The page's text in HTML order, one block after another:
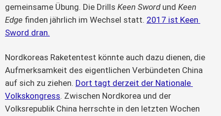
gemeinsame Übung. Die Drills Keen Sword und Keen
Edge finden jährlich im Wechsel statt. 2017 ist Keen
Sword dran.
Nordkoreas Raketentest könnte auch dazu dienen, die
Aufmerksamkeit des eigentlichen Verbündeten China
auf sich zu ziehen. Dort tagt derzeit der Nationale
Volkskongress. Zwischen Nordkorea und der
Volksrepublik China herrschte in den letzten Wochen